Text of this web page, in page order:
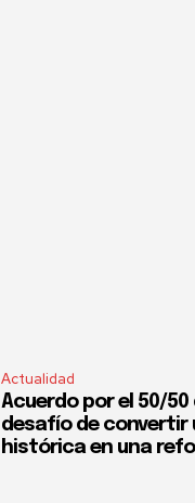
Actualidad
Acuerdo por el 50/50
desafío de convertir
histórica en una